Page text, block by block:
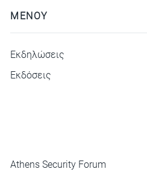
ΜΕΝΟΥ
Εκδηλώσεις
Εκδόσεις
Athens Security Forum